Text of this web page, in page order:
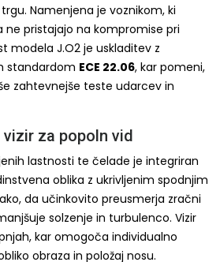
Namenjena je voznikom, ki
ne pristajajo na kompromise pri
modela J.O2 je uskladitev z
standardom ECE 22.06, kar pomeni,
zahtevnejše teste udarcev in
za popoln vid
lastnosti te čelade je integriran
oblika z ukrivljenim spodnjim
da učinkovito preusmerja zračni
solzenje in turbulenco. Vizir
kar omogoča individualno
obraza in položaj nosu.